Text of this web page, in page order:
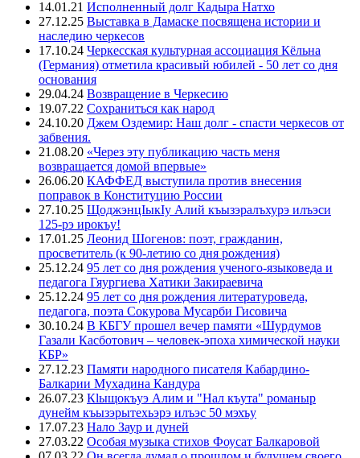
14.01.21 Исполненный долг Кадыра Натхо
27.12.25 Выставка в Дамаске посвящена истории и
наследию черкесов
17.10.24 Черкесская культурная ассоциация Кёльна
(Германия) отметила красивый юбилей - 50 лет со дня
основания
29.04.24 Возвращение в Черкесию
19.07.22 Сохраниться как народ
24.10.20 Джем Оздемир: Наш долг - спасти черкесов от
забвения.
21.08.20 «Через эту публикацию часть меня
возвращается домой впервые»
26.06.20 КАФФЕД выступила против внесения
поправок в Конституцию России
27.10.25 ЩоджэнцIыкIу Алий къызэралъхурэ илъэси
125-рэ ирокъу!
17.01.25 Леонид Шогенов: поэт, гражданин,
просветитель (к 90-летию со дня рождения)
25.12.24 95 лет со дня рождения ученого-языковеда и
педагога Гяургиева Хатики Закираевича
25.12.24 95 лет со дня рождения литературоведа,
педагога, поэта Сокурова Мусарби Гисовича
30.10.24 В КБГУ прошел вечер памяти «Шурдумов
Газали Касботович – человек-эпоха химической науки
КБР»
27.12.23 Памяти народного писателя Кабардино-
Балкарии Мухадина Кандура
26.07.23 Кlыщокъуэ Алим и "Нал къута" романыр
дунейм къызэрытехьэрэ илъэс 50 мэхъу
17.07.23 Нало Заур и дуней
27.03.22 Особая музыка стихов Фоусат Балкаровой